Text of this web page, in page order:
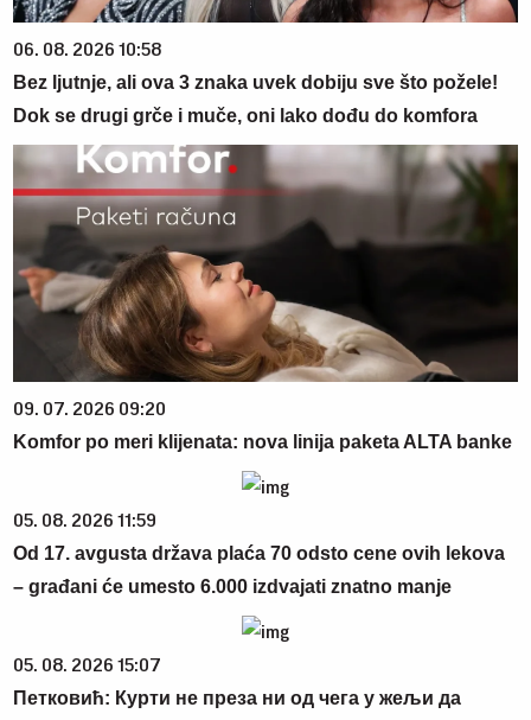
06. 08. 2026 10:58
Bez ljutnje, ali ova 3 znaka uvek dobiju sve što požele!
Dok se drugi grče i muče, oni lako dođu do komfora
09. 07. 2026 09:20
Komfor po meri klijenata: nova linija paketa ALTA banke
05. 08. 2026 11:59
Od 17. avgusta država plaća 70 odsto cene ovih lekova
– građani će umesto 6.000 izdvajati znatno manje
05. 08. 2026 15:07
Петковић: Курти не преза ни од чега у жељи да